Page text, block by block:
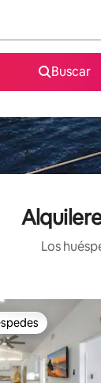
Buscar
Los